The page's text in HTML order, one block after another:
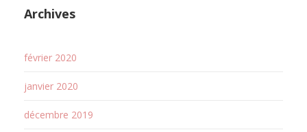
Archives
février 2020
janvier 2020
décembre 2019